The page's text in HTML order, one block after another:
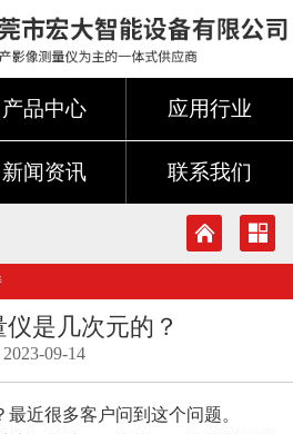
产品中心 应用行业
新闻资讯 联系我们
是几次元的？
2023-09-14
近很多客户问到这个问题。